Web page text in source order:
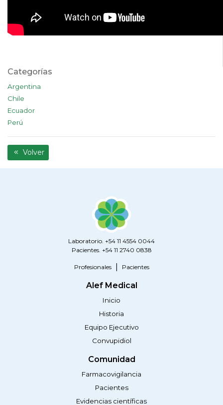
Categorías
Argentina
Chile
Ecuador
Perú
Volver
Laboratorio. +54 11 4554 0044
Pacientes. +54 11 2740 0838
Profesionales Pacientes
Alef Medical
Inicio
Historia
Equipo Ejecutivo
Convupidiol
Comunidad
Farmacovigilancia
Pacientes
Evidencias científicas